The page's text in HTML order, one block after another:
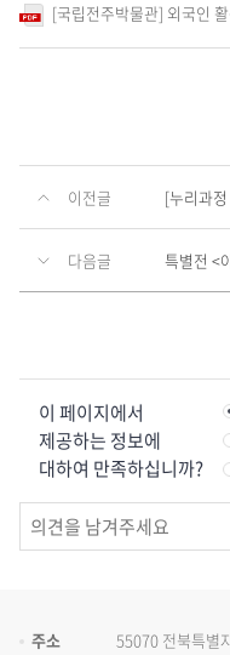
아
[국립전주박물관] 외국인
이전글 [누리과
다음글
도
조
사
이 페이지에서
제공하는 정보에
대하여 만족하십니까?
주소
55070 전북특별